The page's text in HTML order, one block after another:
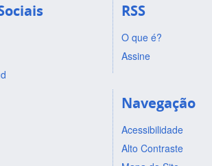
RSS
O que é?
Assine
Navegação
Acessibilidade
Alto Contraste